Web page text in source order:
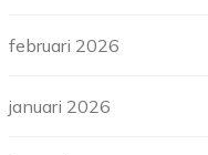
februari 2026
januari 2026